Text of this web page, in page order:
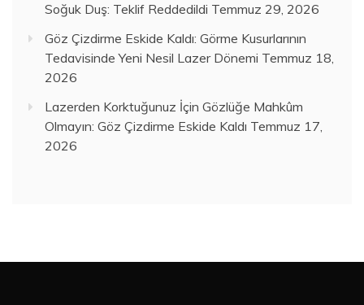
Soğuk Duş: Teklif Reddedildi Temmuz 29, 2026
Göz Çizdirme Eskide Kaldı: Görme Kusurlarının
Tedavisinde Yeni Nesil Lazer Dönemi Temmuz 18,
2026
Lazerden Korktuğunuz İçin Gözlüğe Mahkûm
Olmayın: Göz Çizdirme Eskide Kaldı Temmuz 17,
2026